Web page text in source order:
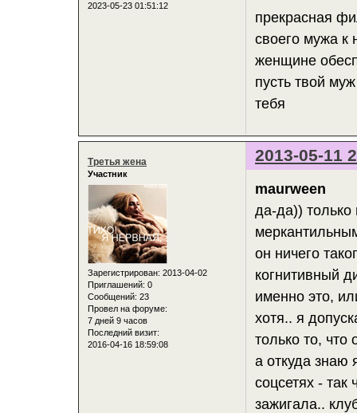
2023-05-23 01:51:12
прекрасная
своего мужа к
женщине
пусть твой
тебя
2013-05-11
Третья жена
Участник
Зарегистрирован: 2013-04-02
Приглашений: 0
Сообщений: 23
Провел на форуме:
7 дней 9 часов
Последний визит:
2016-04-16 18:59:08
maurween
да-да))
он ничего
когнитивный
именно это,
хотя.. я
только то, что
а откуда знаю
соцсетях - так
зажигала..